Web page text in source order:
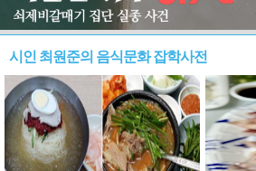
시인 최원준의 음식문화 잡학사전